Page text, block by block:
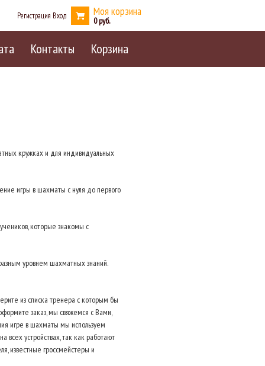
Регистрация Вход Моя корзина
0
Контакты Корзина
кружках и для индивидуальных
игры в шахматы с нуля до первого
которые знакомы с
уровнем шахматных знаний.
из списка тренера с которым бы
заказ, мы свяжемся с Вами,
игре в шахматы мы используем
устройствах, так как работают
известные гроссмейстеры и